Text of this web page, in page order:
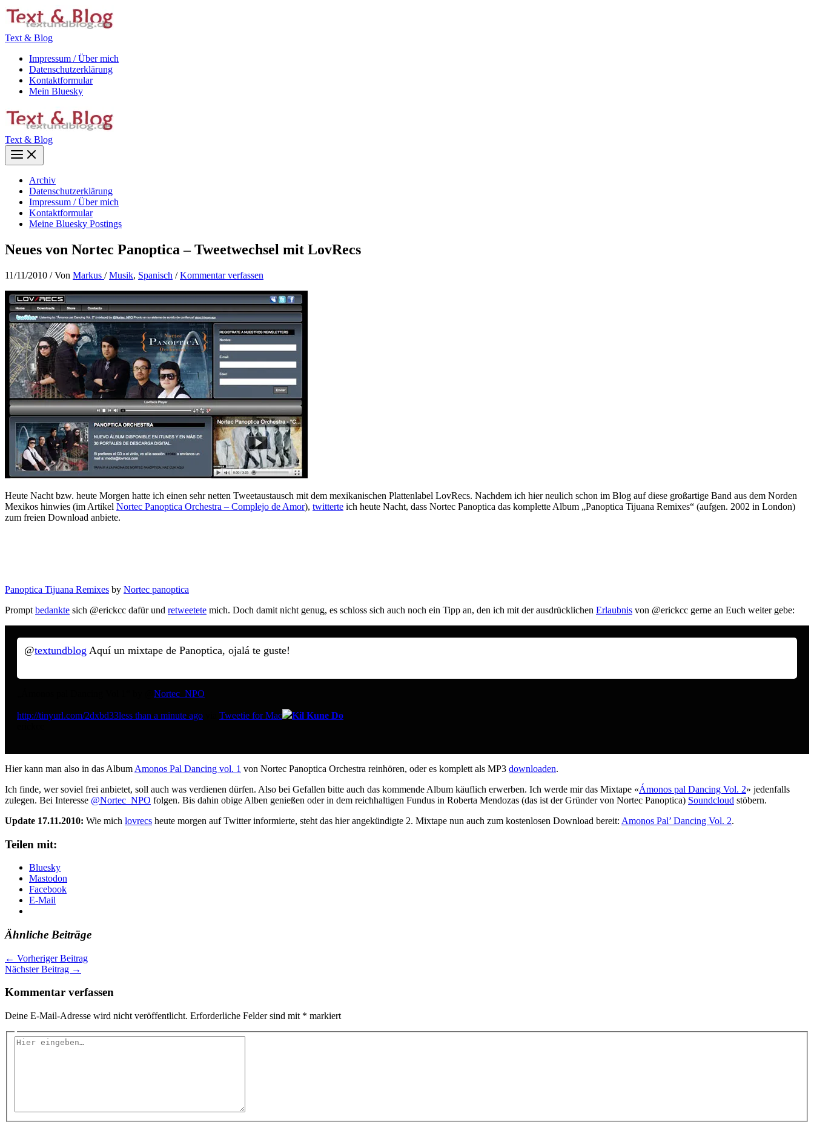
Zum
Inhalt
Text & Blog
Impressum / Über mich
Datenschutzerklärung
Kontaktformular
Mein Bluesky
Text & Blog
Main
Menu
Archiv
Datenschutzerklärung
Impressum / Über mich
Kontaktformular
Meine Bluesky Postings
Neues von Nortec Panoptica – Tweetwechsel mit LovRecs
11/11/2010 / Von Markus /Musik, Spanisch /Kommentar verfassen
Heute Nacht bzw. heute Morgen hatte ich einen sehr netten Tweetaustausch mit dem mexikanischen Plattenlabel LovRecs. Nachdem ich hier neulich schon im Blog auf diese großartige Band aus dem Norden
Mexikos hinwies (im Artikel Nortec Panoptica Orchestra – Complejo de Amor), twitterte ich heute Nacht, dass Nortec Panoptica das komplette Album „Panoptica Tijuana Remixes“ (aufgen. 2002 in London)
zum freien Download anbiete.
Panoptica Tijuana Remixes by Nortec panoptica
Prompt bedankte sich @erickcc dafür und retweetete mich. Doch damit nicht genug, es schloss sich auch noch ein Tipp an, den ich mit der ausdrücklichen Erlaubnis von @erickcc gerne an Euch weiter gebe:
@textundblog Aquí un mixtape de Panoptica, ojalá te guste!
Nortec_NPO
http://tinyurl.com/2dxbd33less than a minute ago Tweetie for Mac
Kil Kune Do
Hier kann man also in das Album Amonos Pal Dancing vol. 1 von Nortec Panoptica Orchestra reinhören, oder es komplett als MP3 downloaden.
Ich finde, wer soviel frei anbietet, soll auch was verdienen dürfen. Also bei Gefallen bitte auch das kommende Album käuflich erwerben. Ich werde mir das Mixtape «Ámonos pal Dancing Vol. 2» jedenfalls
zulegen. Bei Interesse @Nortec_NPO folgen. Bis dahin obige Alben genießen oder in dem reichhaltigen Fundus in Roberta Mendozas (das ist der Gründer von Nortec Panoptica) Soundcloud stöbern.
Update 17.11.2010: Wie mich lovrecs heute morgen auf Twitter informierte, steht das hier angekündigte 2. Mixtape nun auch zum kostenlosen Download bereit: Amonos Pal’ Dancing Vol. 2.
Teilen mit:
Bluesky
Mastodon
Facebook
E-Mail
Ähnliche Beiträge
← Vorheriger Beitrag
Nächster Beitrag →
Kommentar verfassen
Deine E-Mail-Adresse wird nicht veröffentlicht. Erforderliche Felder sind mit * markiert
Hier